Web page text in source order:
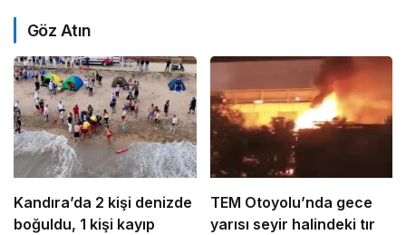
Göz Atın
Kandıra’da 2 kişi denizde
boğuldu, 1 kişi kayıp
TEM Otoyolu’nda gece
yarısı seyir halindeki tır